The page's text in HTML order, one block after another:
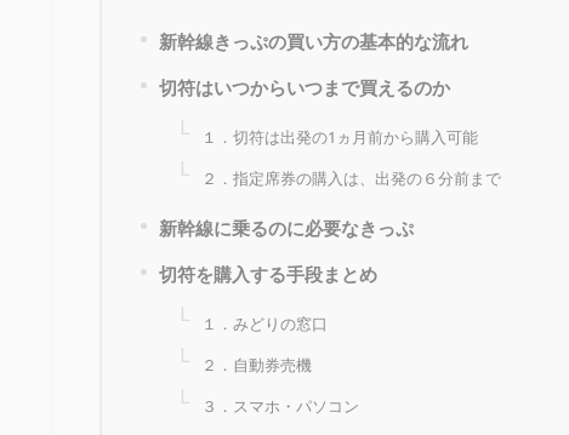
新幹線きっぷの買い方の基本的な流れ
切符はいつからいつまで買えるのか
１．切符は出発の1ヵ月前から購入可能
２．指定席券の購入は、出発の６分前まで
新幹線に乗るのに必要なきっぷ
切符を購入する手段まとめ
１．みどりの窓口
２．自動券売機
３．スマホ・パソコン